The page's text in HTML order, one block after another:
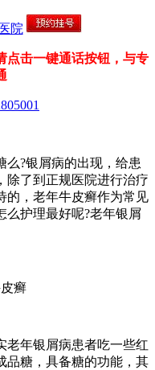
院
点击一键通话按钮，与专
?银屑病的出现，给患
除了到正规医院进行治疗
的，老年牛皮癣作为常见
么护理最好呢?老年银屑
年银屑病患者吃一些红
品糖，具备糖的功能，其